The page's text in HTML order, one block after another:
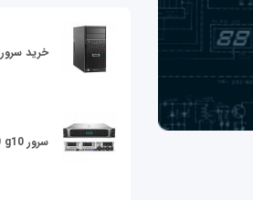
خرید سرور hp
سرور dl380 g10